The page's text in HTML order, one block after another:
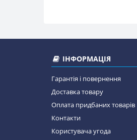
ІНФОРМАЦІЯ
Гарантія і повернення
Доставка товару
Оплата придбаних товарів
Контакти
Користувача угода